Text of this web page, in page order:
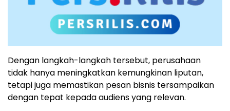
Dengan langkah-langkah tersebut, perusahaan
tidak hanya meningkatkan kemungkinan liputan,
tetapi juga memastikan pesan bisnis tersampaikan
dengan tepat kepada audiens yang relevan.